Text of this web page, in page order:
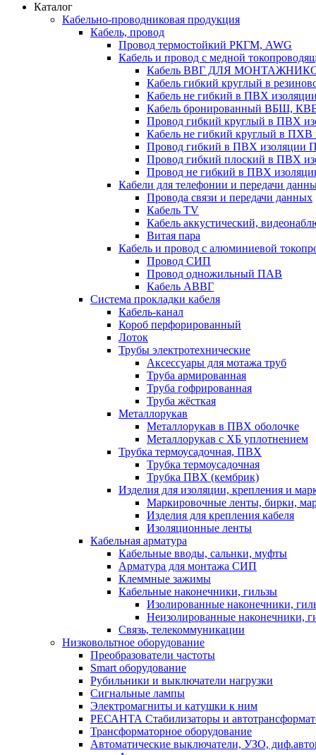
Каталог
Кабельно-проводниковая продукция
Кабель, провод
Провод термостойкий РКГМ, AWG
Кабель и провод с медной
Кабель ВВГ ДЛЯ
Кабель гибкий круглый в
Кабель не гибкий в ПВХ
Кабель бронированный ВБШ,
Провод гибкий круглый в ПВХ
Кабель не гибкий круглый в
Провод гибкий в ПВХ изоляции
Провод гибкий плоский в ПВХ
Провод не гибкий в ПВХ
Кабели для телефонии и передачи
Провода связи и передачи данных
Кабель TV
Кабель аккустический,
Витая пара
Кабель и провод с алюминиевой
Провод СИП
Провод одножильный ПАВ
Кабель АВВГ
Система прокладки кабеля
Кабель-канал
Короб перфорированный
Лоток
Трубы электротехнические
Аксессуары для мотажа труб
Труба армированная
Труба гофрированная
Труба жёсткая
Металлорукав
Металлорукав в ПВХ оболочке
Металлорукав с ХБ уплотнением
Трубка термоусадочная, ПВХ
Трубка термоусадочная
Трубка ПВХ (кембрик)
Изделия для изоляции, крепления и
Маркировочные ленты, бирки,
Изделия для крепления кабеля
Изоляционные ленты
Кабельная арматура
Кабельные вводы, сальнки, муфты
Арматура для монтажа СИП
Клеммные зажимы
Кабельные наконечники, гильзы
Изолированные наконечники,
Неизолированные наконечники,
Связь, телекоммуникации
Низковольтное оборудование
Преобразователи частоты
Smart оборудование
Рубильники и выключатели нагрузки
Сигнальные лампы
Электромагниты и катушки к ним
РЕСАНТА Стабилизаторы и
Трансформаторное оборудование
Автоматические выключатели, УЗО,